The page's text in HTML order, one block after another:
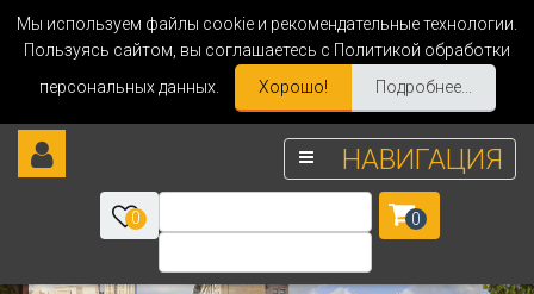
Мы используем файлы cookie и рекомендательные технологии.
Пользуясь сайтом, вы соглашаетесь с Политикой обработки
персональных данных.
Хорошо! Подробнее...
НАВИГАЦИЯ
0 0